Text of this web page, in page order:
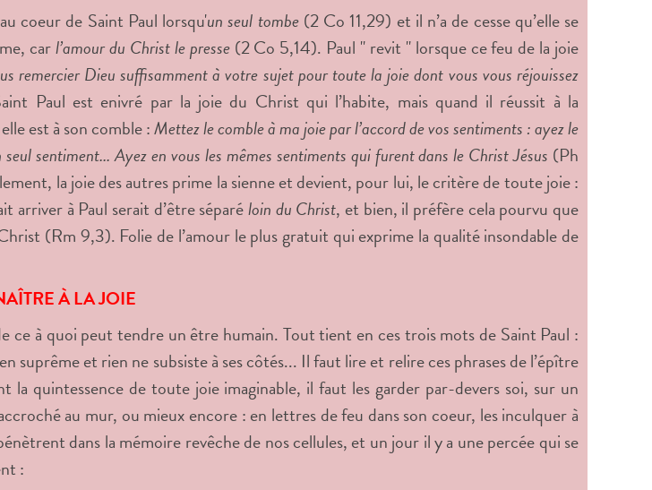
coeur de Saint Paul lorsqu'un seul tombe(2 Co 11,29) et il n’a de cesse qu’elle se
carl’amour du Christ le presse (2 Co 5,14). Paul " revit " lorsque ce feu de la joie
remercier Dieu suffisamment à votre sujet pour toute la joie dont vous vous réjouissez
Paul est enivré par la joie du Christ qui l’habite, mais quand il réussit à la
est à son comble :Mettez le comble à ma joie par l’accord de vos sentiments : ayez le
sentiment... Ayez en vous les mêmes sentiments qui furent dans le Christ Jésus (Ph
la joie des autres prime la sienne et devient, pour lui, le critère de toute joie :
arriver à Paul serait d’être séparéloin du Christ, et bien, il préfère cela pourvu que
(Rm 9,3). Folie de l’amour le plus gratuit qui exprime la qualité insondable de
À LA JOIE
ce à quoi peut tendre un être humain. Tout tient en ces trois mots de Saint Paul :
suprême et rien ne subsiste à ses côtés... Il faut lire et relire ces phrases de l’épître
la quintessence de toute joie imaginable, il faut les garder par-devers soi, sur un
au mur, ou mieux encore : en lettres de feu dans son coeur, les inculquer à
dans la mémoire revêche de nos cellules, et un jour il y a une percée qui se
: